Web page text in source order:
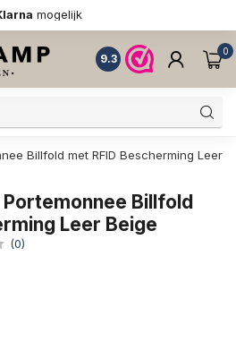
mogelijk
9.3
0
Billfold met RFID Bescherming Leer
Billfold
Leer Beige
(0)